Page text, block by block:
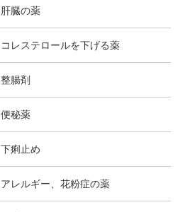
肝臓の薬
コレステロールを下げる薬
整腸剤
便秘薬
下痢止め
アレルギー、花粉症の薬